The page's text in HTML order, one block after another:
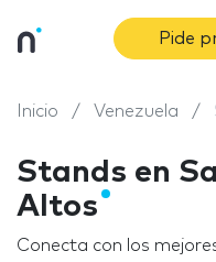
Pide
Inicio Venezuela
Stands en
Altos
Conecta con los